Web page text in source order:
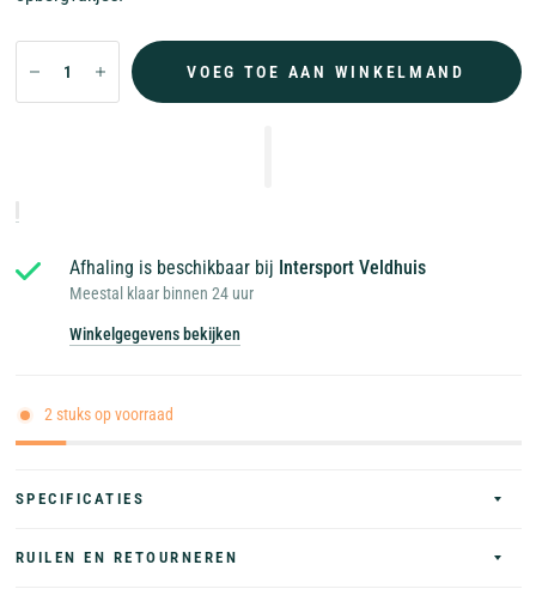
VOEG TOE AAN WINKELMAND
Afhaling is beschikbaar bij Intersport Veldhuis
Meestal klaar binnen 24 uur
Winkelgegevens bekijken
2 stuks op voorraad
SPECIFICATIES
RUILEN EN RETOURNEREN